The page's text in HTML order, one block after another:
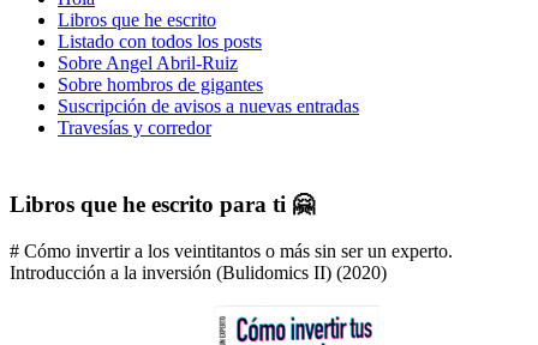
Libros que he escrito
Listado con todos los posts
Sobre Angel Abril-Ruiz
Sobre hombros de gigantes
Suscripción de avisos a nuevas entradas
Travesías y corredor
Libros que he escrito para ti 🤗
# Cómo invertir a los veintitantos o más sin ser un experto.
Introducción a la inversión (Bulidomics II) (2020)